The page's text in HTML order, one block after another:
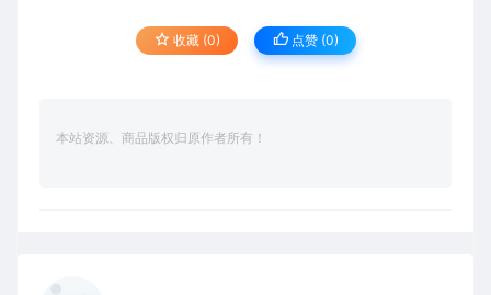
收藏 (0) 点赞 (0)
本站资源、商品版权归原作者所有！